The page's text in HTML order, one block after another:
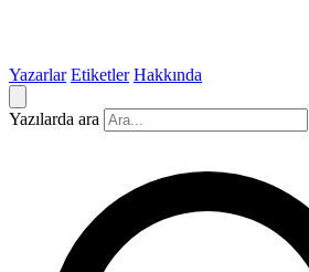
Yazarlar Etiketler Hakkında
Yazılarda ara